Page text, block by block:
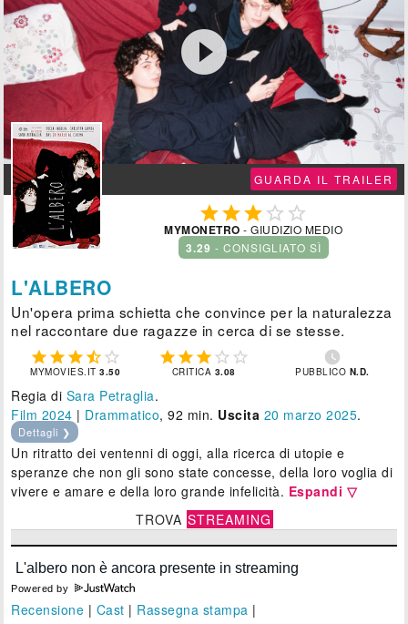

GUARDA IL TRAILER
  
MYMONETRO - GIUDIZIO MEDIO
3.29 - CONSIGLIATO SÌ
L'ALBERO
Un'opera prima schietta che convince per la naturalezza
nel raccontare due ragazze in cerca di se stesse.
    
MYMOVIES.IT3.50
    
CRITICA 3.08

PUBBLICO N.D.
Regia di Sara Petraglia.
Film 2024 | Drammatico, 92 min. Uscita 20 marzo 2025.
Dettagli ❯
Un ritratto dei ventenni di oggi, alla ricerca di utopie e
speranze che non gli sono state concesse, della loro voglia di
vivere e amare e della loro grande infelicità. Espandi ▽
TROVA STREAMING
Powered by
Recensione | Cast | Rassegna stampa |